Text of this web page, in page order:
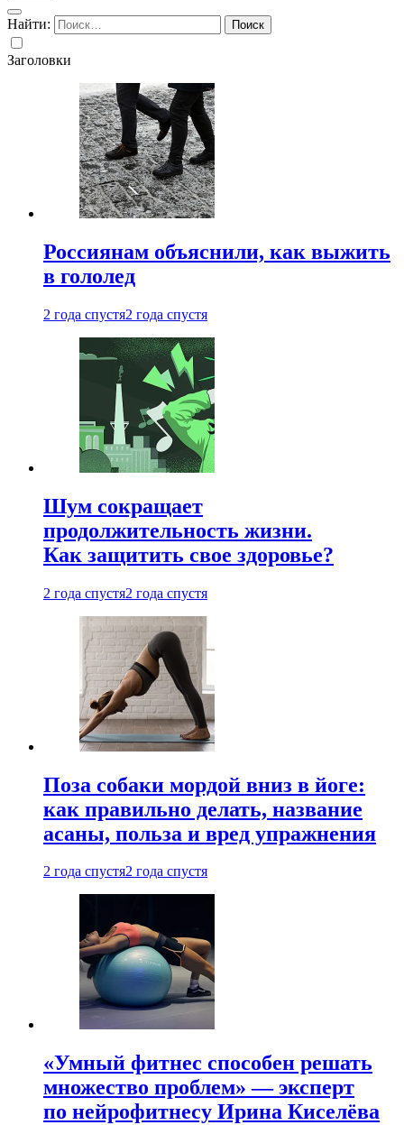
Найти:
Заголовки
Россиянам объяснили, как выжить
в гололед
2 года спустя2 года спустя
Шум сокращает
продолжительность жизни.
Как защитить свое здоровье?
2 года спустя2 года спустя
Поза собаки мордой вниз в йоге:
как правильно делать, название
асаны, польза и вред упражнения
2 года спустя2 года спустя
«Умный фитнес способен решать
множество проблем» — эксперт
по нейрофитнесу Ирина Киселёва